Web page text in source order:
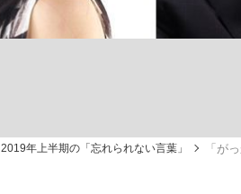
2019年上半期の「忘れられない言葉」 「が